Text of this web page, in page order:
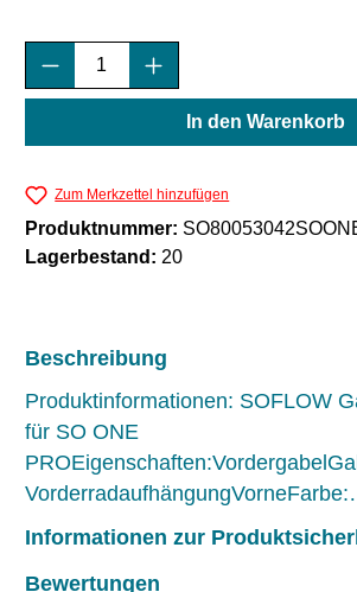
Produkt Anzahl: Gib den
In den Warenkorb
Zum Merkzettel hinzufügen
Produktnummer:
Lagerbestand: 20
Beschreibung
Produktinformationen: SOFLOW
für SO ONE
Informationen zur
Bewertungen